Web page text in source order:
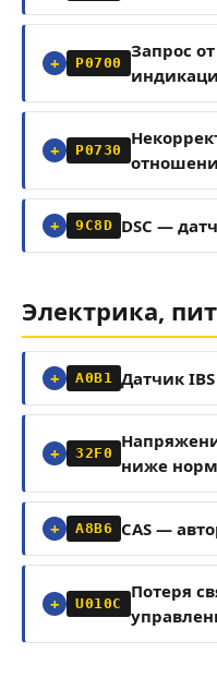
P0700
Запрос
P0730
9C8D DSC —
Электрика,
A0B1 Датчик
32F0
ниже
A8B6 CAS —
U010C
Потеря